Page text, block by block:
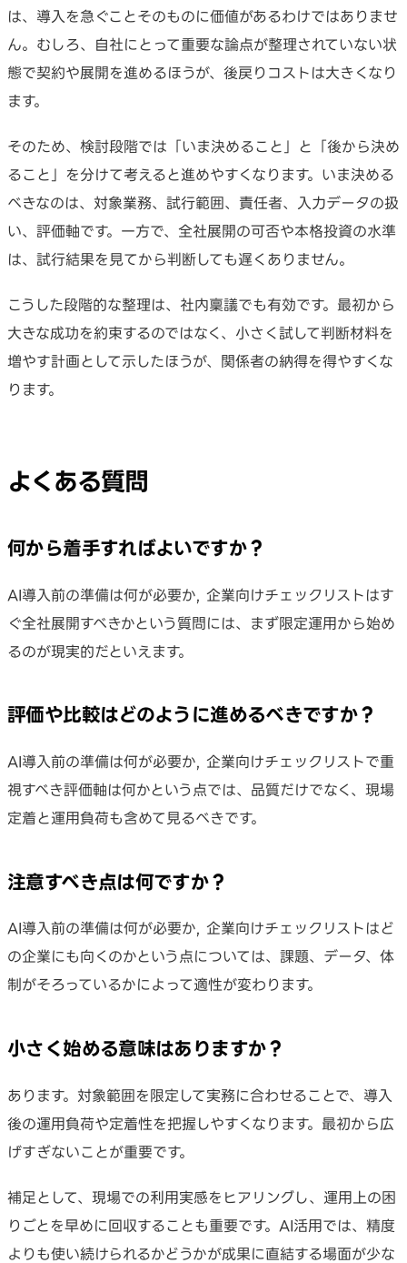
は、導入を急ぐことそのものに価値があるわけではありませ
ん。むしろ、自社にとって重要な論点が整理されていない状
態で契約や展開を進めるほうが、後戻りコストは大きくなり
ます。
そのため、検討段階では「いま決めること」と「後から決め
ること」を分けて考えると進めやすくなります。いま決める
べきなのは、対象業務、試行範囲、責任者、入力データの扱
い、評価軸です。一方で、全社展開の可否や本格投資の水準
は、試行結果を見てから判断しても遅くありません。
こうした段階的な整理は、社内稟議でも有効です。最初から
大きな成功を約束するのではなく、小さく試して判断材料を
増やす計画として示したほうが、関係者の納得を得やすくな
ります。
よくある質問
何から着手すればよいですか？
AI導入前の準備は何が必要か, 企業向けチェックリストはす
ぐ全社展開すべきかという質問には、まず限定運用から始め
るのが現実的だといえます。
評価や比較はどのように進めるべきですか？
AI導入前の準備は何が必要か, 企業向けチェックリストで重
視すべき評価軸は何かという点では、品質だけでなく、現場
定着と運用負荷も含めて見るべきです。
注意すべき点は何ですか？
AI導入前の準備は何が必要か, 企業向けチェックリストはど
の企業にも向くのかという点については、課題、データ、体
制がそろっているかによって適性が変わります。
小さく始める意味はありますか？
あります。対象範囲を限定して実務に合わせることで、導入
後の運用負荷や定着性を把握しやすくなります。最初から広
げすぎないことが重要です。
補足として、現場での利用実感をヒアリングし、運用上の困
りごとを早めに回収することも重要です。AI活用では、精度
よりも使い続けられるかどうかが成果に直結する場面が少な